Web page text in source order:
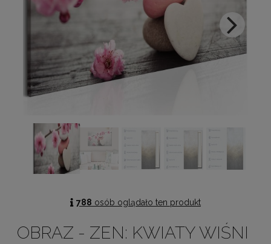
788 osób oglądało ten produkt
OBRAZ - ZEN: KWIATY WIŚNI